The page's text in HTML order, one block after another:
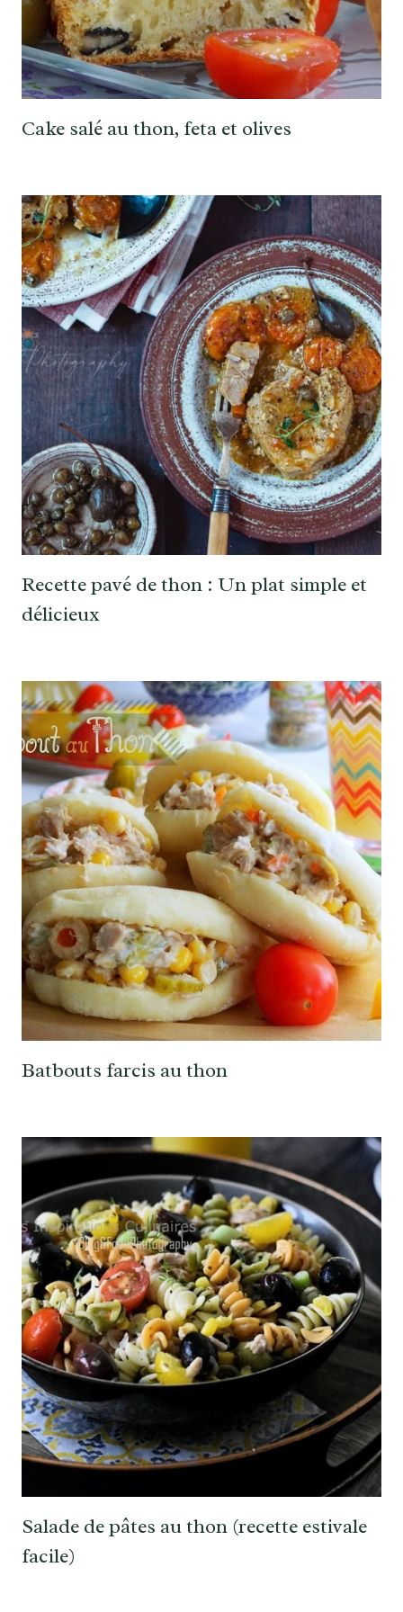
Cake salé au thon, feta et olives
Recette pavé de thon : Un plat simple et
délicieux
Batbouts farcis au thon
Salade de pâtes au thon (recette estivale
facile)